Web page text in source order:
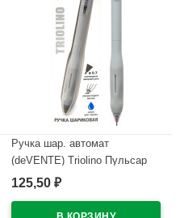
Ручка шар. автомат
(deVENTE) Triolino Пульсар
(Pulsar) н/
арт.5070611 (Ст12)
125,50 ₽